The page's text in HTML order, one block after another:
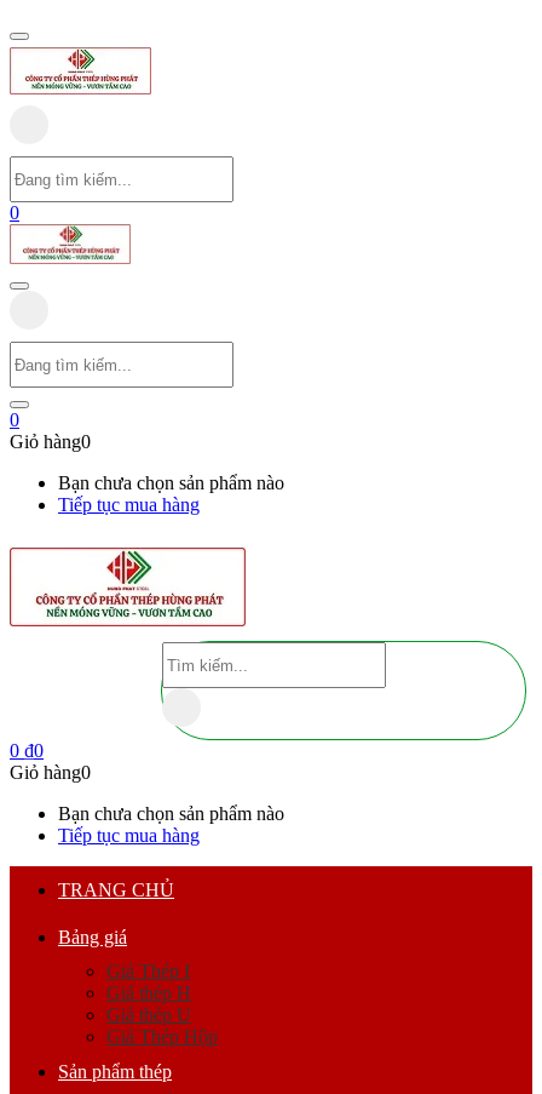
0
0
Giỏ hàng0
Bạn chưa chọn sản phẩm nào
Tiếp tục mua hàng
0 ₫0
Giỏ hàng0
Bạn chưa chọn sản phẩm nào
Tiếp tục mua hàng
TRANG CHỦ
Bảng giá
Giá Thép I
Giá thép H
Giá thép U
Giá Thép Hộp
Sản phẩm thép